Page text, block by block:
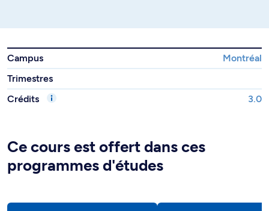
Campus
Montréal
Trimestres
Crédits
3.0
Ce cours est offert dans ces
programmes d'études